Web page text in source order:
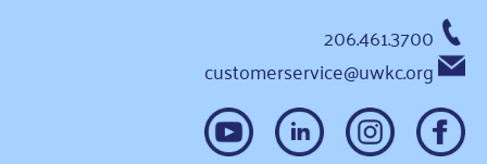
206.461.3700
customerservice@uwkc.org